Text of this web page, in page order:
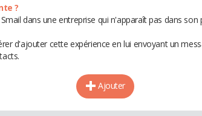
?
dans une entreprise qui n'apparaît pas dans son
d'ajouter cette expérience en lui envoyant un
Ajouter